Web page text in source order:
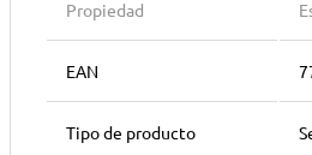
Propiedad
EAN
Tipo de producto